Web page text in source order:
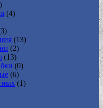
(4)
(13)
(2)
(13)
(0)
(6)
(1)